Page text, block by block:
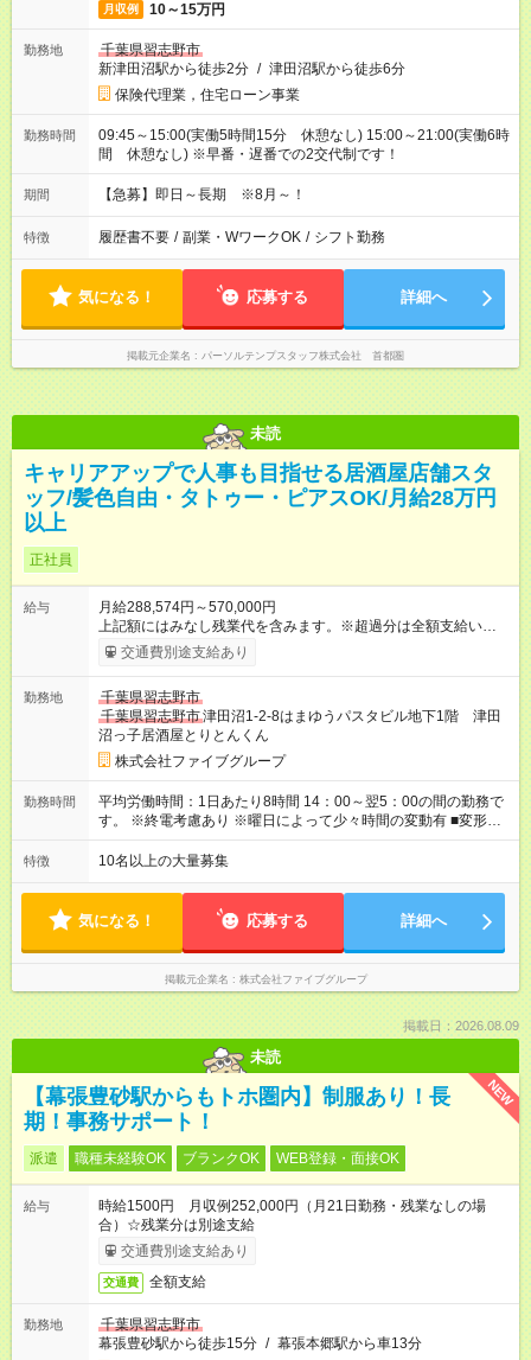
月収例 10～15万円
勤務地
千葉県習志野市
新津田沼駅から徒歩2分 / 津田沼駅から徒歩6分
保険代理業，住宅ローン事業
勤務時間
09:45～15:00(実働5時間15分 休憩なし) 15:00～21:00(実働6時
間 休憩なし) ※早番・遅番での2交代制です！
期間 【急募】即日～長期 ※8月～！
特徴 履歴書不要 / 副業・WワークOK / シフト勤務
気になる！ 応募する 詳細へ
掲載元企業名 パーソルテンプスタッフ株式会社 首都圏
未読
キャリアアップで人事も目指せる居酒屋店舗スタ
ッフ/髪色自由・タトゥー・ピアスOK/月給28万円
以上
正社員
給与
月給288,574円～570,000円
上記額にはみなし残業代を含みます。※超過分は全額支給いたし
ます。 みなし残業代 55,495円／月 みなし残業時間 36時間／月
■昇給あり 年2回の給与査定による ■賞与あり ■前払い賞与あり
■残業手当あり ■交通費支給（上限3万円/月） ■引越し手当 敷
金・礼金・保証金・保険料の初期費用+荷物運搬費を支給 ※規定
あり ■積立金制度 給与ならびに賞与から積立を行える(年利2%)
シフトは22:00～翌5:00の深夜帯に入ってもらうこともありま
す。 一般的な飲食業では、この深夜帯のお給料は「みなし」と
して基本給に含まれることがしばしば・・・ でもファイブでは
「別途」深夜手当を支給！ ただキツいだけの深夜業務では心か
てしっかり還元することを大事にしています！ 【試用期間】試
用期間あり 試用期間の長さ：3ヶ月 雇用形態、給与は本採用時
と同じです。
交通費別途支給あり
勤務地
千葉県習志野市
千葉県習志野市津田沼1-2-8はまゆうパスタビル地下1階 津田
沼っ子居酒屋とりとんくん
株式会社ファイブグループ
勤務時間
平均労働時間：1日あたり8時間 14：00～翌5：00の間の勤務で
す。 ※終電考慮あり ※曜日によって少々時間の変動有 ■変形労
働時間制 ■実労働時間：8時間程度 ■休憩時間：1時間程度～2時
間 休憩時間は勤務時間による ■月平均所定労働時間：173時間 ■
14：00～翌5：00の間の勤務です。 ※終電考慮あり ※曜日によ
って少々時間の変動有 ■変形労働時間制 ■実労働時間：8時間程
度 ■休憩時間：1時間程度～2時間 休憩時間は勤務時間による ■
月平均所定労働時間：173時間 ■平均残業時間：42時間程度
特徴 10名以上の大量募集
気になる！ 応募する 詳細へ
掲載元企業名 株式会社ファイブグループ
掲載日：2026.08.09
未読
NEW
【幕張豊砂駅からもトホ圏内】制服あり！長
期！事務サポート！
派遣 職種未経験OK ブランクOK WEB登録・面接OK
給与
時給1500円 月収例252,000円（月21日勤務・残業なしの場
合）☆残業分は別途支給
交通費別途支給あり
交通費 全額支給
勤務地
千葉県習志野市
幕張豊砂駅から徒歩15分 / 幕張本郷駅から車13分